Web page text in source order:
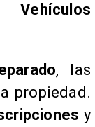
Vehículos
, las
propiedad.
y